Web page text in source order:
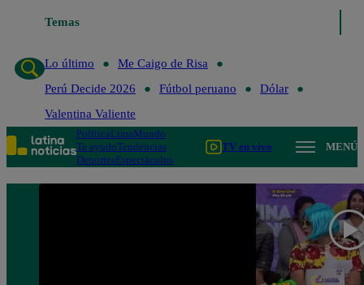
Temas
Lo último
Lo último
Me Caigo de Risa
Perú Decide 2026
Fútbol peruano
Dólar
Valentina Valiente
PolíticaLimaMundo
Te ayudoTendencias
DeportesEspectáculos
TV en vivo MENÚ